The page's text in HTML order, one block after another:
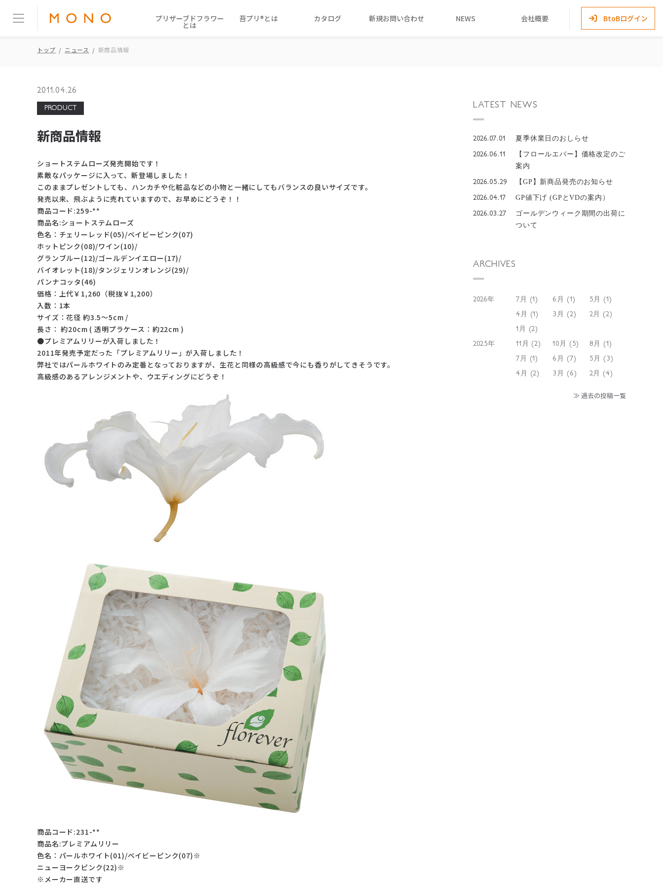
プリザーブドフラワー
とは
苔プリ®とは カタログ 新規お問い合わせ NEWS 会社概要 BtoBログイン
トップ ニュース 新商品情報
2011.04.26
PRODUCT
新商品情報
ショートステムローズ発売開始です！
素敵なパッケージに入って、新登場しました！
このままプレゼントしても、ハンカチや化粧品などの小物と一緒にしてもバランスの良いサイズです。
発売以来、飛ぶように売れていますので、お早めにどうぞ！！
商品コード:259-**
商品名:ショートステムローズ
色名：チェリーレッド(05)/ベイビーピンク(07)
ホットピンク(08)/ワイン(10)/
グランブルー(12)/ゴールデンイエロー(17)/
バイオレット(18)/タンジェリンオレンジ(29)/
パンナコッタ(46)
価格：上代￥1,260（税抜￥1,200）
入数：1本
サイズ：花径 約3.5～5cm /
長さ： 約20cm ( 透明プラケース：約22cm )
●プレミアムリリーが入荷しました！
2011年発売予定だった「プレミアムリリー」が入荷しました！
弊社ではパールホワイトのみ定番となっておりますが、生花と同様の高級感で今にも香りがしてきそうです。
高級感のあるアレンジメントや、ウエディングにどうぞ！
商品コード:231-**
商品名:プレミアムリリー
色名：パールホワイト(01)/ベイビーピンク(07)※
ニューヨークピンク(22)※
※メーカー直送です
LATEST NEWS
2026.07.01 夏季休業日のおしらせ
2026.06.11
【フロールエバー】価格改定のご
案内
2026.05.29 【GP】新商品発売のお知らせ
2026.04.17 GP値下げ (GPとVDの案内）
2026.03.27
ゴールデンウィーク期間の出荷に
ついて
ARCHIVES
2026年 7月 (1) 6月 (1)
5月 (1)
4月 (1)
3月 (2)
2月 (2)
1月 (2)
2025年
11月 (2) 10月 (5)
8月 (1)
7月 (1)
6月 (7)
5月 (3)
4月 (2)
3月 (6) 2月 (4)
≫ 過去の投稿一覧